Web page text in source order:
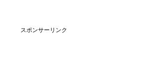
スポンサーリンク